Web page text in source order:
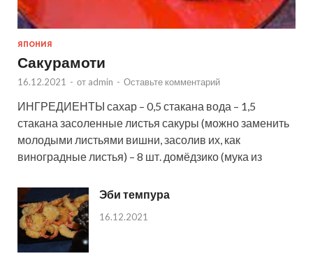
ЯПОНИЯ
Сакурамоти
16.12.2021 - от admin - Оставьте комментарий
ИНГРЕДИЕНТЫ сахар – 0,5 стакана вода – 1,5
стакана засоленные листья сакуры (можно заменить
молодыми листьями вишни, засолив их, как
виноградные листья) – 8 шт. домёдзико (мука из
Эби темпура
16.12.2021